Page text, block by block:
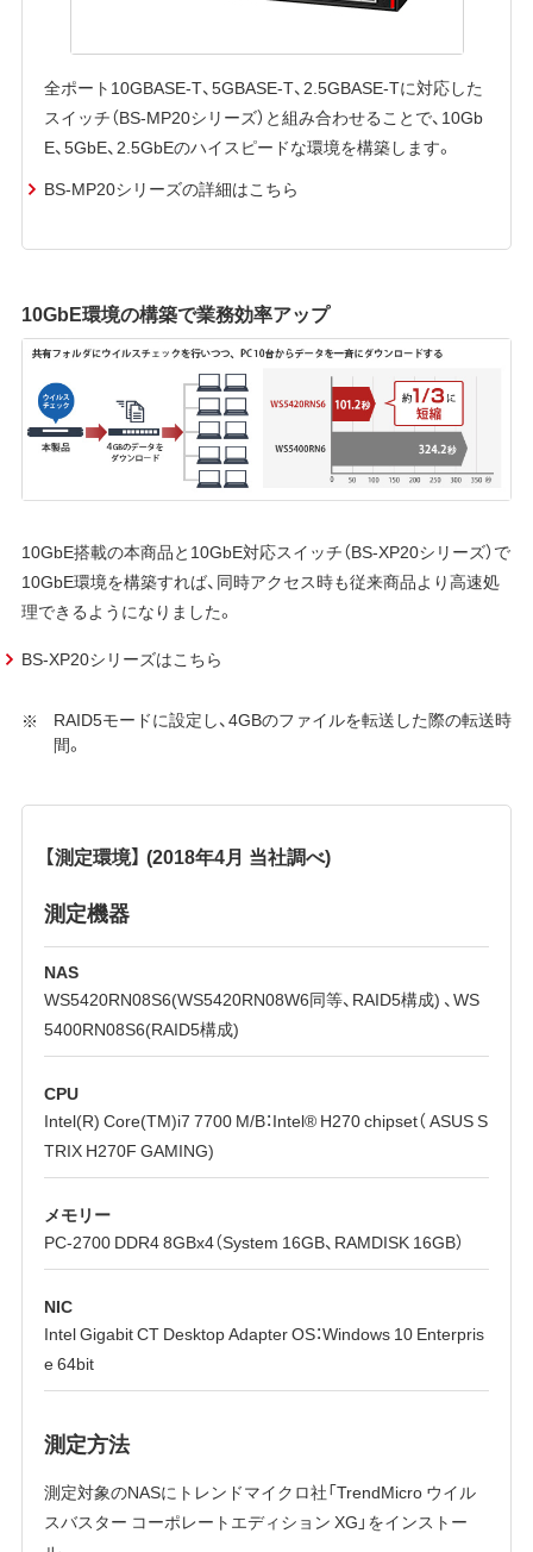
全ポート10GBASE-T、5GBASE-T、2.5GBASE-Tに対応した
スイッチ（BS-MP20シリーズ）と組み合わせることで、10Gb
E、5GbE、2.5GbEのハイスピードな環境を構築します。
BS-MP20シリーズの詳細はこちら
10GbE環境の構築で業務効率アップ
10GbE搭載の本商品と10GbE対応スイッチ（BS-XP20シリーズ）で
10GbE環境を構築すれば、同時アクセス時も従来商品より高速処
理できるようになりました。
BS-XP20シリーズはこちら
RAID5モードに設定し、4GBのファイルを転送した際の転送時
間。
【測定環境】 (2018年4月 当社調べ)
測定機器
NAS
WS5420RN08S6(WS5420RN08W6同等、RAID5構成) 、WS
5400RN08S6(RAID5構成)
CPU
Intel(R) Core(TM)i7 7700 M/B：Intel® H270 chipset（ ASUS S
TRIX H270F GAMING)
メモリー
PC-2700 DDR4 8GBx4（System 16GB、RAMDISK 16GB）
NIC
Intel Gigabit CT Desktop Adapter OS：Windows 10 Enterpris
e 64bit
測定方法
測定対象のNASにトレンドマイクロ社「TrendMicro ウイル
スバスター コーポレートエディション XG」をインストー